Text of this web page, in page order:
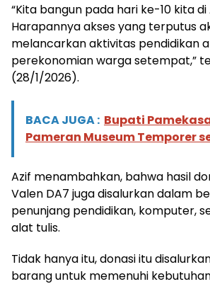
“Kita bangun pada hari ke-10 kita di
Harapannya akses yang terputus
melancarkan aktivitas pendidikan
perekonomian warga setempat,”
(28/1/2026).
BACA JUGA : Bupati
Pameran Museum Temporer
Azif menambahkan, bahwa hasil
Valen DA7 juga disalurkan dalam
penunjang pendidikan, komputer,
alat tulis.
Tidak hanya itu, donasi itu
barang untuk memenuhi